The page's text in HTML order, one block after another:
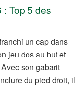
: Top 5 des
un cap dans
jeu dos au but et
son gabarit
du pied droit, il